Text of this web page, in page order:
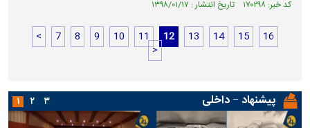
کد خبر: ۱۷۰۲۹۸ تاریخ انتشار : ۱۳۹۸/۰۱/۱۷
< 7 8 9 10 11 12 13 14 15
16
>
پیشنهاد − داخلی ۱ ۲ ۳